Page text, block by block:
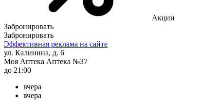
Акции
Забронировать
Забронировать
Эффективная реклама на сайте
ул. Калинина, д. 6
Моя Аптека Аптека №37
до 21:00
вчера
вчера